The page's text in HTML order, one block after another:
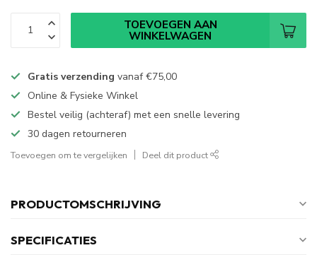
TOEVOEGEN AAN
WINKELWAGEN
Gratis verzending vanaf€75,00
Online & Fysieke Winkel
Bestel veilig (achteraf) met een snelle levering
30 dagen retourneren
Toevoegen om te vergelijken Deel dit product
PRODUCTOMSCHRIJVING
SPECIFICATIES